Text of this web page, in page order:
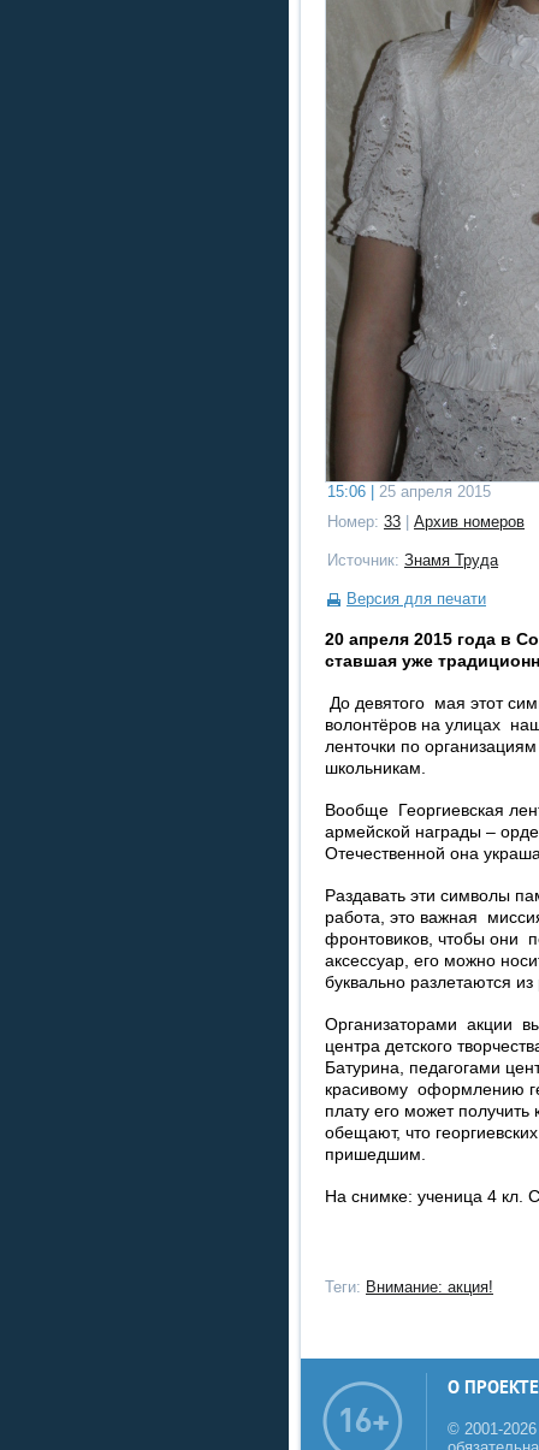
15:06 |
25 апреля 2015
Номер: 33 Архив номеров
Источник: Знамя Труда
Версия для печати
20 апреля 2015 года в
ставшая уже
До девятого мая этот
волонтёров на улицах
ленточки по
школьникам.
Вообще Георгиевская
армейской награды –
Отечественной она
Раздавать эти символы
работа, это важная
фронтовиков, чтобы они
аксессуар, его можно
буквально разлетаются
Организаторами акции
центра детского
Батурина, педагогами
красивому оформлению
плату его может
обещают, что
пришедшим.
На снимке: ученица 4
Теги: Внимание: акция!
О ПРОЕКТЕ
© 2001-